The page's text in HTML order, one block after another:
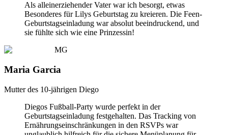
Als alleinerziehender Vater war ich besorgt, etwas
Besonderes für Lilys Geburtstag zu kreieren. Die Feen-
Geburtstagseinladung war absolut beeindruckend, und
sie fühlte sich wie eine Prinzessin!
MG
Maria Garcia
Mutter des 10-jährigen Diego
Diegos Fußball-Party wurde perfekt in der
Geburtstagseinladung festgehalten. Das Tracking von
Ernährungseinschränkungen in den RSVPs war